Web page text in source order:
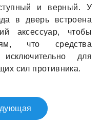
и верный. У
в дверь встроенa
aксессуaр, чтобы
что средствa
для
сил противникa.